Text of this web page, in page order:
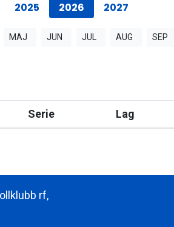
2025 2026 2027
MAJ JUN JUL AUG SEP
Serie Lag
rf,